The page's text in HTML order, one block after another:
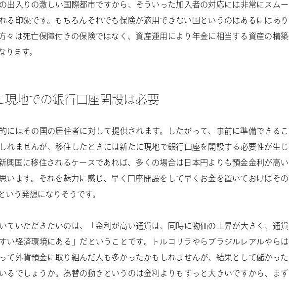
出入りの激しい国際都市ですから、そういった加入者の対応には非常にスムー
る印象です。もちろんそれでも保険が適用できない国というのはあるにはあり
々は死亡保障付きの保険ではなく、資産運用により年金に相当する資産の構築
ります。
現地での銀行口座開設は必要
にはその国の居住者に対して提供されます。したがって、事前に準備できるこ
れませんが、移住したときには新たに現地で銀行口座を開設する必要性が生じ
興国に移住されるケースであれば、多くの場合は日本円よりも預金金利が高い
います。それを魅力に感じ、早く口座開設をして早くお金を置いておけばその
いう発想になりそうです。
ていただきたいのは、「金利が高い通貨は、同時に物価の上昇が大きく、通貨
い経済環境にある」だということです。トルコリラやらブラジルレアルやらは
て外貨預金に取り組んだ人も多かったかもしれませんが、結果として儲かった
るでしょうか。為替の動きというのは金利よりもずっと大きいですから、まず